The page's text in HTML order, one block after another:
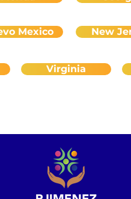
Mexico New
Virginia